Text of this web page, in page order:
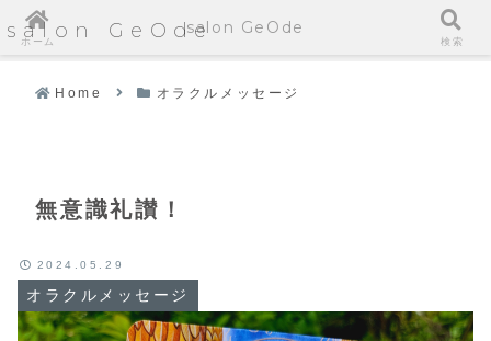
salon GeOde
Home オラクルメッセージ
無意識礼讃！
オラクルメッセージ
2024.05.29
ホーム
salon GeOde
検索